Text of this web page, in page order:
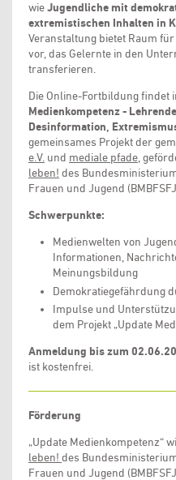
wieJugendliche mit
extremistischen Inhalten in
Veranstaltung bietet Raum
vor, das Gelernte in den
transferieren.
Die Online-Fortbildung findet
Medienkompetenz -
Desinformation,
gemeinsames Projekt der
e.V. und mediale pfade ,
leben! des
Frauen und Jugend
Schwerpunkte:
Medienwelten von
Informationen,
Meinungsbildung
Demokratiegefährdung
Impulse und
dem Projekt „Update
Anmeldung bis zum
ist kostenfrei.
Förderung
„Update Medienkompetenz“
leben! des
Frauen und Jugend